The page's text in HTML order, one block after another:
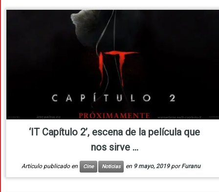
‘IT Capítulo 2’, escena de la película que
nos sirve ...
Artículo publicado en Cine Noticias en 9 mayo, 2019 porFuranu